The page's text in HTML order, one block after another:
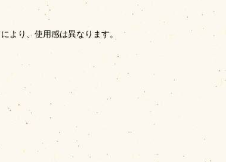
より、使用感は異なります。